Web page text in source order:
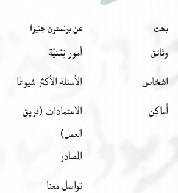
] . . . . . . . . . . . [
וצית אלשיך מוסי אלכהן בן אבי
אנהם ענד אלמולי פלעל
بيان أذونات الصورة
بحث
وثائق
اشخاص
أَماكِن
عن برنستون جنيزا
أمور تِقنيّة
الأسئلة الأكثر شيوعًا
الاعتمادات (فريق
العمل)
المصادر
تواصل معنا